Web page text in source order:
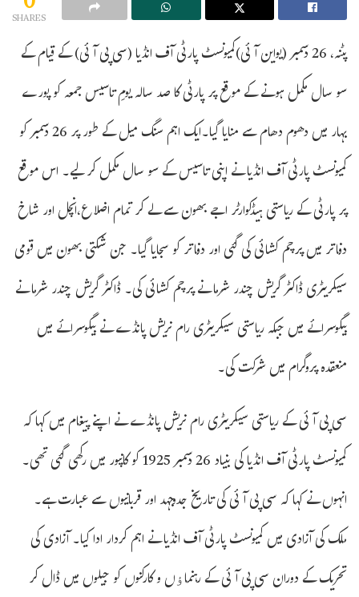
SHARES
پٹنہ، 26 دسمبر (یواین آئی)کمیونسٹ پارٹی آف انڈیا (سی پی آئی) کے قیام کے
سو سال مکمل ہونے کے موقع پر پارٹی کا صد سالہ یومِ تاسیس جمعہ کو پورے
بہار میں دھوم دھام سے منایا گیا۔ایک اہم سنگ میل کے طور پر 26 دسمبر کو
کمیونسٹ پارٹی آف انڈیا نے اپنی تاسیس کے سو سال مکمل کر لیے۔ اس موقع
پر پارٹی کے ریاستی ہیڈکوارٹر اجے بھون سے لے کر تمام اضلاع،انچل اور شاخ
دفاتر میں پرچم کشائی کی گئی اور دفاتر کو سجایا گیا۔ جن شکتی بھون میں قومی
سیکریٹری ڈاکٹر گریش چندر شرما نے پرچم کشائی کی۔ ڈاکٹر گریش چندر شرما نے
بیگوسرائے میں جبکہ ریاستی سیکریٹری رام نریش پانڈے نے بیگوسرائے میں
منعقدہ پروگرام میں شرکت کی۔
سی پی آئی کے ریاستی سیکریٹری رام نریش پانڈے نے اپنے پیغام میں کہا کہ
کمیونسٹ پارٹی آف انڈیا کی بنیاد 26 دسمبر 1925 کو کانپور میں رکھی گئی تھی۔
انہوں نے کہا کہ سی پی آئی کی تاریخ جدوجہد اور قربانیوں سے عبارت ہے۔
ملک کی آزادی میں کمیونسٹ پارٹی آف انڈیا نے اہم کردار ادا کیا۔ آزادی کی
تحریک کے دوران سی پی آئی کے رہنماﺅں و کارکنوں کو جیلوں میں ڈال کر